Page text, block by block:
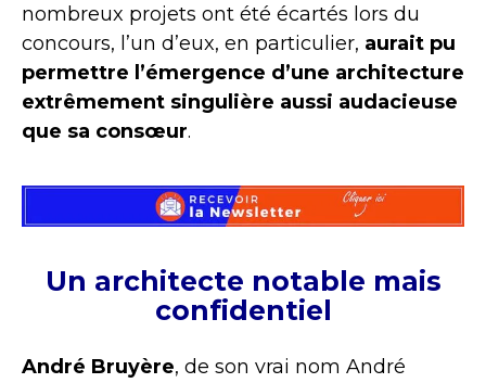
nombreux projets ont été écartés lors du
concours, l’un d’eux, en particulier, aurait pu
permettre l’émergence d’une architecture
extrêmement singulière aussi audacieuse
que sa consœur.
Un architecte notable mais
confidentiel
André Bruyère, de son vrai nom André